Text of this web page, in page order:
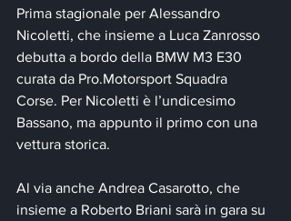
Prima stagionale per Alessandro
Nicoletti, che insieme a Luca Zanrosso
debutta a bordo della BMW M3 E30
curata da Pro.Motorsport Squadra
Corse. Per Nicoletti è l’undicesimo
Bassano, ma appunto il primo con una
vettura storica.
Al via anche Andrea Casarotto, che
insieme a Roberto Briani sarà in gara su